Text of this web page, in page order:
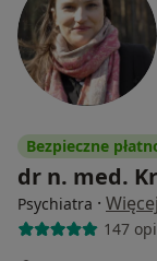
Bezpieczne
dr n. med.
Psychiatra · Więcej
147